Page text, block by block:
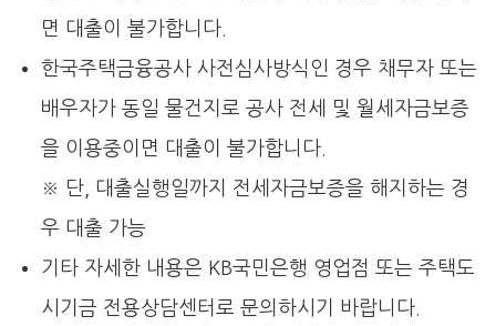
면 대출이 불가합니다.
한국주택금융공사 사전심사방식인 경우 채무자 또는
배우자가 동일 물건지로 공사 전세 및 월세자금보증
을 이용중이면 대출이 불가합니다.
※ 단, 대출실행일까지 전세자금보증을 해지하는 경
우 대출 가능
기타 자세한 내용은 KB국민은행 영업점 또는 주택도
시기금 전용상담센터로 문의하시기 바랍니다.